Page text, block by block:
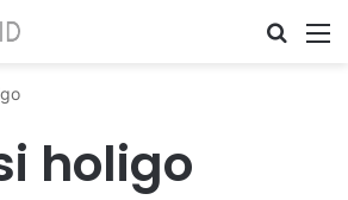
Cari ...
holigo